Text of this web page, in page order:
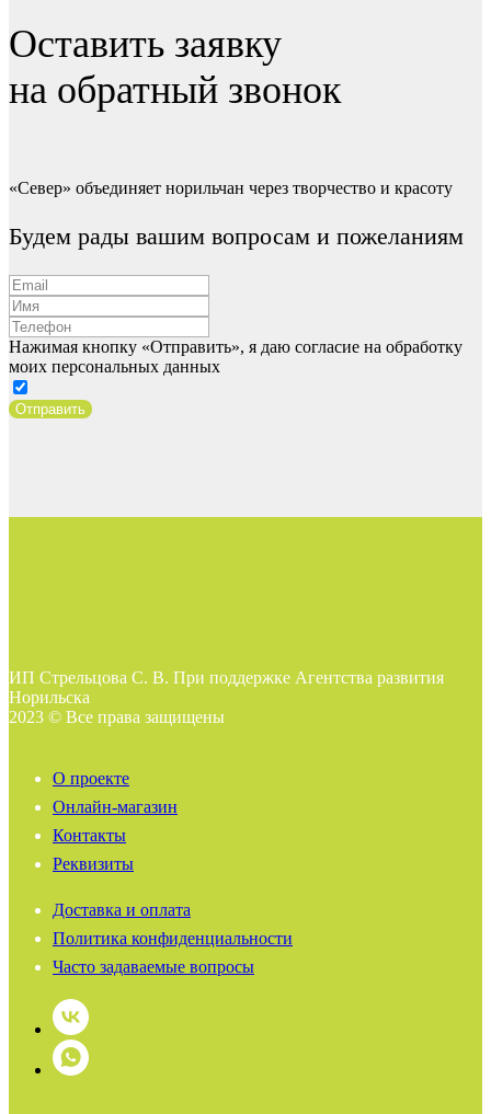
Оставить заявку
на обратный звонок
«Север» объединяет норильчан через творчество и красоту
Будем рады вашим вопросам и пожеланиям
Нажимая кнопку «Отправить», я даю согласие на обработку
моих персональных данных
Отправить
ИП Стрельцова С. В. При поддержке Агентства развития
Норильска
2023 © Все права защищены
О проекте
Онлайн-магазин
Контакты
Реквизиты
Доставка и оплата
Политика конфиденциальности
Часто задаваемые вопросы